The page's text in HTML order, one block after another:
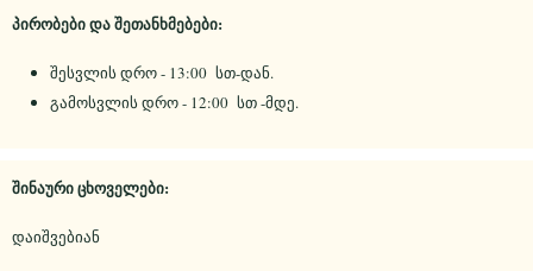
პირობები და შეთანხმებები:
შესვლის დრო - 13:00 სთ-დან.
გამოსვლის დრო - 12:00 სთ -მდე.
შინაური ცხოველები:
დაიშვებიან